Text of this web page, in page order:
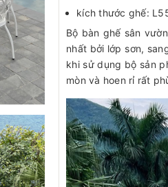
kích thước ghế:
Bộ bàn ghế sân
nhất bởi lớp sơn,
khi sử dụng bộ sản
mòn và hoen rỉ rất